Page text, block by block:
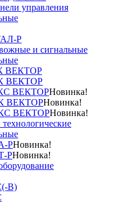
управления
Р
и сигнальные
ВЕКТОР
ВЕКТОР
ВЕКТОРНовинка!
ВЕКТОРНовинка!
ВЕКТОРНовинка!
РНовинка!
РНовинка!
В)